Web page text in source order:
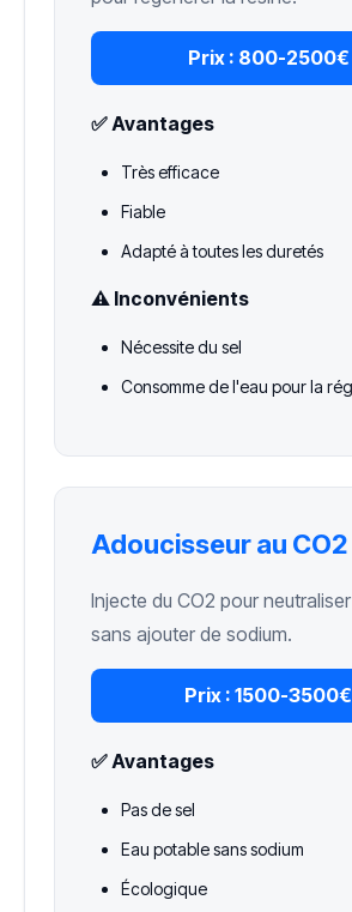
Prix : 800-2500€
✅ Avantages
Très efficace
Fiable
Adapté à toutes les duretés
⚠️ Inconvénients
Nécessite du sel
Consomme de l'eau pour la
Adoucisseur au CO2
Injecte du CO2 pour
sans ajouter de sodium.
Prix : 1500-3500€
✅ Avantages
Pas de sel
Eau potable sans sodium
Écologique